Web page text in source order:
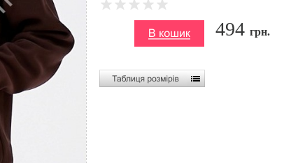
494 грн.